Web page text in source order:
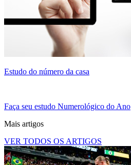
Estudo do número da casa
Faça seu estudo Numerológico do Ano
Mais artigos
VER TODOS OS ARTIGOS